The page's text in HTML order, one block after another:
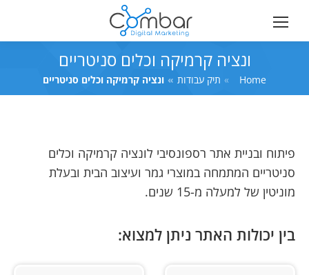
ונציה קרמיקה וכלים סניטריים
You are here:
Home תיק עבודות ונציה קרמיקה וכלים סניטריים
פיתוח ובניית אתר רספונסיבי לונציה קרמיקה וכלים
סניטריים המתמחה במוצרי גמר ועיצוב הבית ובעלת
מוניטין של למעלה מ-15 שנים.
בין יכולות האתר ניתן למצוא: